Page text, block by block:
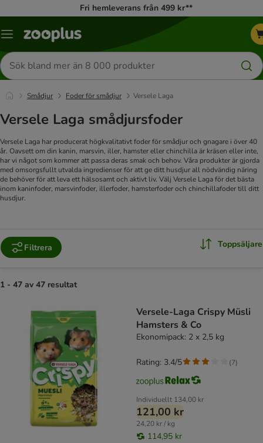
Fri hemleverans från 499 kr**
Katalogmeny
Sök
efter
produkter
Smådjur Foder för smådjur Versele Laga
Versele Laga smådjursfoder
Versele Laga har producerat högkvalitativt foder för smådjur och gnagare i över 40
år. Oavsett om din kanin, marsvin, iller, hamster eller chinchilla är kräsen eller inte,
har vi något som kommer att passa deras smak och behov. Våra produkter är gjorda
med omsorgsfullt utvalda ingredienser för att ge ditt husdjur all nödvändig näring
de behöver för att leva ett hälsosamt och aktivt liv. Välj Versele Laga för det bästa
inom kaninfoder, marsvinfoder, illerfoder, hamsterfoder och chinchillafoder till ditt
husdjur.
Filtrera Toppsäljare
1 - 47 av 47 resultat
Versele-Laga Crispy Müsli
Hamsters & Co
Ekonomipack: 2 x 2,5 kg
Individuellt 134,00 kr
121,00 kr
24,20 kr / kg
114,95 kr
Rating: 3.4/5 (7)